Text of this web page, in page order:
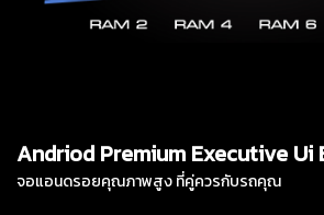
Andriod Premium Executive Ui
จอแอนดรอยคุณภาพสูง ที่คู่ควรกับรถคุณ